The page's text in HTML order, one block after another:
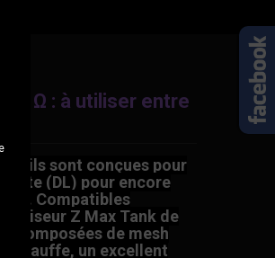
Ω : à utiliser entre
Coils sont conçues pour
(DL) pour encore
Compatibles
Z Max Tank de
composées de mesh
chauffe, un excellent